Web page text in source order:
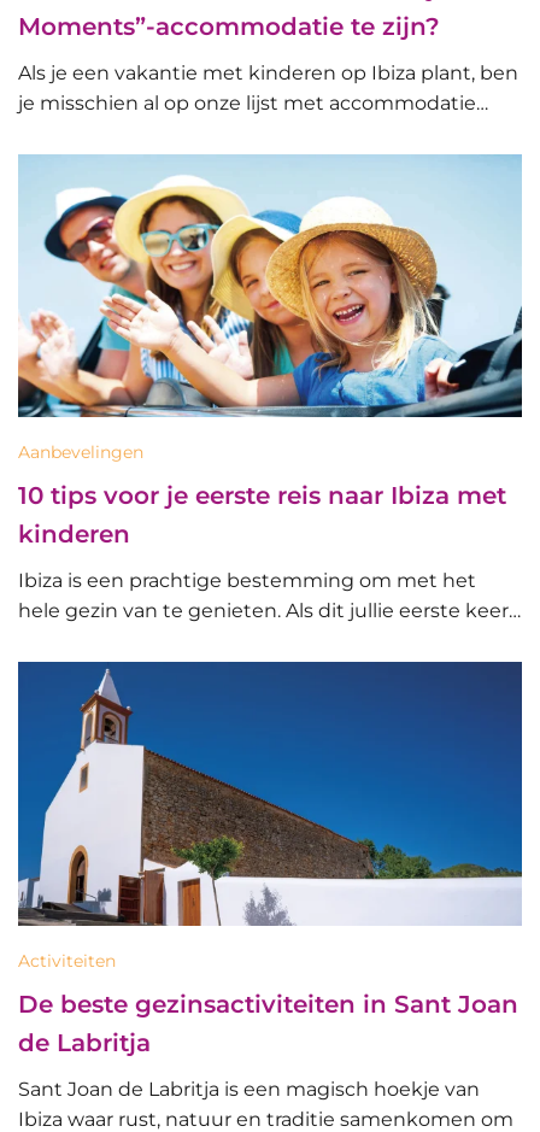
Moments”-accommodatie te zijn?
Als je een vakantie met kinderen op Ibiza plant, ben
je misschien al op onze lijst met accommodatie…
Aanbevelingen
10 tips voor je eerste reis naar Ibiza met
kinderen
Ibiza is een prachtige bestemming om met het
hele gezin van te genieten. Als dit jullie eerste keer…
Activiteiten
De beste gezinsactiviteiten in Sant Joan
de Labritja
Sant Joan de Labritja is een magisch hoekje van
Ibiza waar rust, natuur en traditie samenkomen om